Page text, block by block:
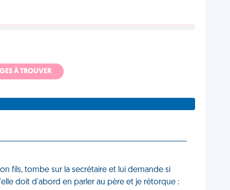
À TROUVER
fils, tombe sur la secrétaire et lui demande si
doit d'abord en parler au père et je rétorque :